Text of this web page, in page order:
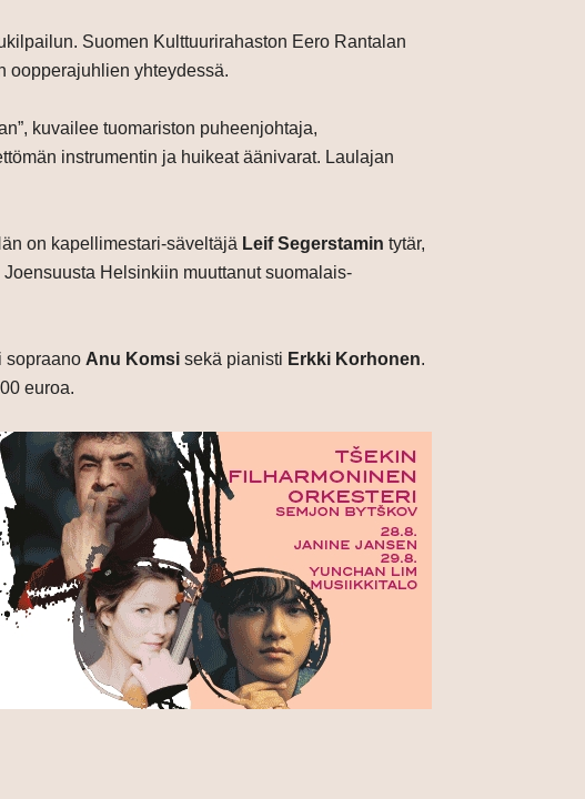
Suomen Kulttuurirahaston Eero Rantalan
oopperajuhlien yhteydessä.
kuvailee tuomariston puheenjohtaja,
instrumentin ja huikeat äänivarat. Laulajan
on kapellimestari-säveltäjä Leif Segerstamin tytär,
Helsinkiin muuttanut suomalais-
sopraano Anu Komsi sekä pianisti Erkki Korhonen.
euroa.